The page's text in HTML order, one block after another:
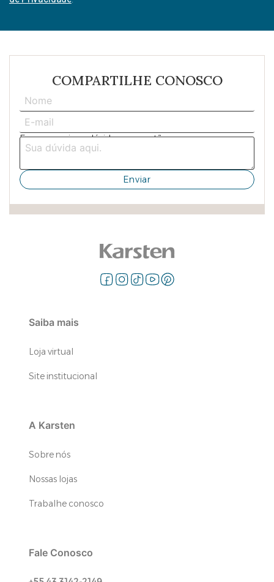
Saiba mais
Loja virtual
Site institucional
A Karsten
Sobre nós
Nossas lojas
Trabalhe conosco
Fale Conosco
COMPARTILHE CONOSCO
Escreva aqui sua dúvida ou sugestão: